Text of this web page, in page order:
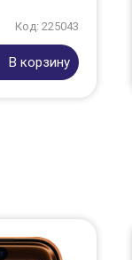
Код: 225043
В корзину